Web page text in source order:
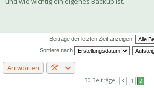
Beiträge der letzten Zeit anzeigen:
Sortiere nach
Antworten
30 Beiträge 1 2